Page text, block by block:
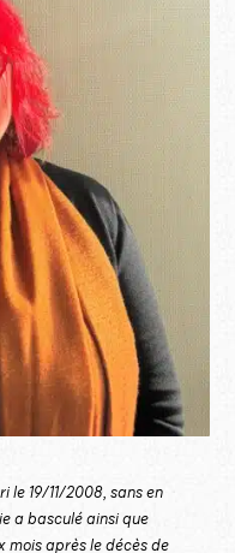
le 19/11/2008, sans en
a basculé ainsi que
après le décès de